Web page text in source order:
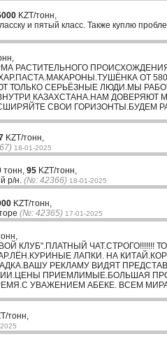
KZT/тонн,
и пятый класс. Также куплю
РАСТИТЕЛЬНОГО
ОТ
ТОЛЬКО СЕРЬЁЗНЫЕ ЛЮДИ.МЫ
КАЗАХСТАНА.НАМ
СВОИ ГОРИЗОНТЫ.БУДЕМ
KZT/тонн,
18-01-2025
тонн, 95 KZT/тонн,
р/н. (№: 42366) 18-01-2025
KZT/тонн,
(№: 42365) 17-01-2025
КЛУБ".ПЛАТНЫЙ ЧАТ.СТРОГО!!!!!!!
ЛАПКИ. НА
РЕКЛАМУ ВИДЯТ
ПРИЕМЛИМЫЕ.БОЛЬШАЯ
УВАЖЕНИЕМ АБЕКЕ. ВСЕМ
тонн,